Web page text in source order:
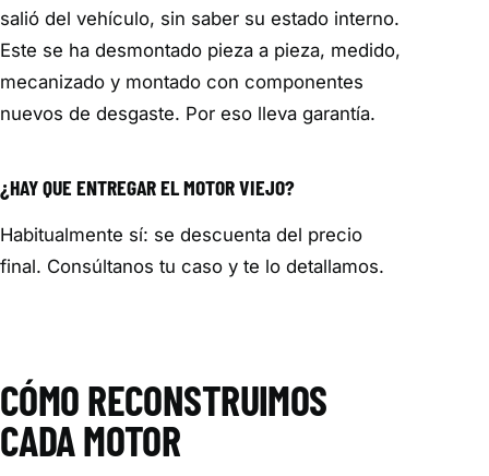
salió del vehículo, sin saber su estado interno.
Este se ha desmontado pieza a pieza, medido,
mecanizado y montado con componentes
nuevos de desgaste. Por eso lleva garantía.
¿HAY QUE ENTREGAR EL MOTOR VIEJO?
Habitualmente sí: se descuenta del precio
final. Consúltanos tu caso y te lo detallamos.
CÓMO RECONSTRUIMOS
CADA MOTOR